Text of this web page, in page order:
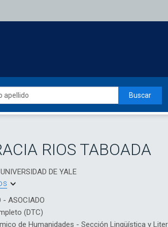
Buscar
RIOS TABOADA
DE YALE
- ASOCIADO
(DTC)
de Humanidades - Sección Lingüística y